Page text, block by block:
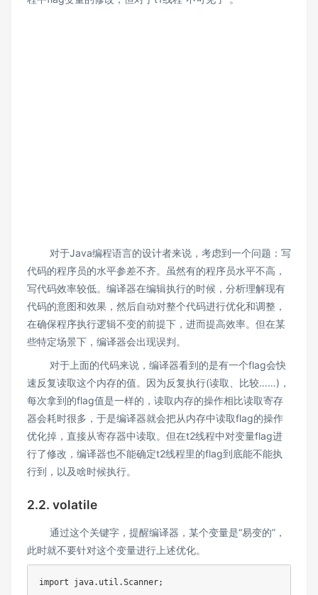
对于Java编程语言的设计者来说，考虑到一个问题：写
代码的程序员的水平参差不齐。虽然有的程序员水平不高，
写代码效率较低。编译器在编辑执行的时候，分析理解现有
代码的意图和效果，然后自动对整个代码进行优化和调整，
在确保程序执行逻辑不变的前提下，进而提高效率。但在某
些特定场景下，编译器会出现误判。
对于上面的代码来说，编译器看到的是有一个flag会快
速反复读取这个内存的值。因为反复执行(读取、比较……)，
每次拿到的flag值是一样的，读取内存的操作相比读取寄存
器会耗时很多，于是编译器就会把从内存中读取flag的操作
优化掉，直接从寄存器中读取。但在t2线程中对变量flag进
行了修改，编译器也不能确定t2线程里的flag到底能不能执
行到，以及啥时候执行。
2.2. volatile
通过这个关键字，提醒编译器，某个变量是“易变的”，
此时就不要针对这个变量进行上述优化。
import java.util.Scanner;